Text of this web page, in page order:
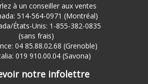
à un conseiller aux ventes
514-564-0971 (Montréal)
États-Unis: 1-855-382-0835
(sans frais)
04 85.88.02.68 (Grenoble)
019 910.00.04 (Savona)
notre infolettre